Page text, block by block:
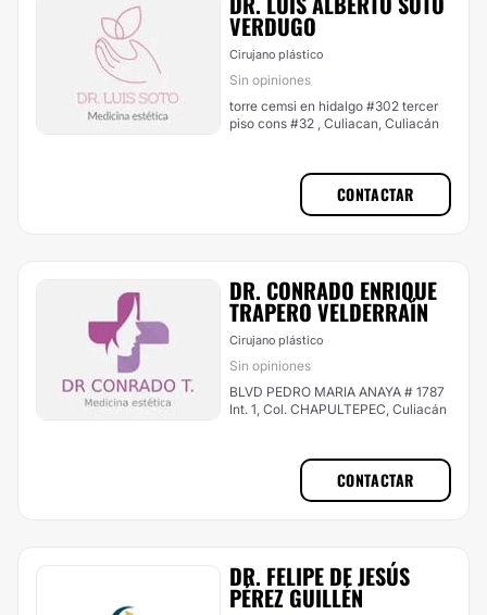
VERDUGO
Cirujano plástico
Sin opiniones
torre cemsi en hidalgo #302 tercer
piso cons #32 , Culiacan, Culiacán
CONTACTAR
DR. CONRADO ENRIQUE
TRAPERO VELDERRAÍN
Cirujano plástico
Sin opiniones
BLVD PEDRO MARIA ANAYA # 1787
Int. 1, Col. CHAPULTEPEC, Culiacán
CONTACTAR
DR. FELIPE DE JESÚS
PÉREZ GUILLÉN